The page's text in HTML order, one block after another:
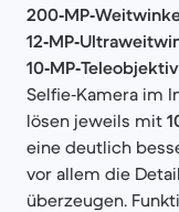
10‑MP‑Teleobjektiv
Selfie‑Kamera im
lösen jeweils mit
eine deutlich
vor allem die
überzeugen.